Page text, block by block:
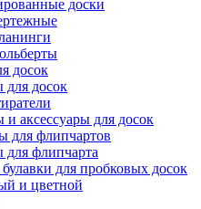
доски
досок
досок
аксессуары для досок
для флипчартов
флипчарта
для пробковых досок
и цветной